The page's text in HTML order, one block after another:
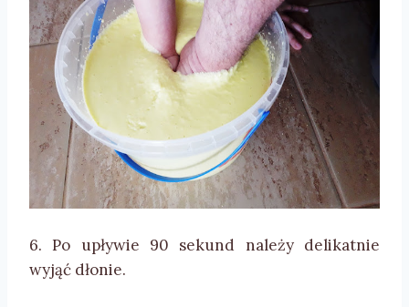
6. Po upływie 90 sekund należy delikatnie
wyjąć dłonie.